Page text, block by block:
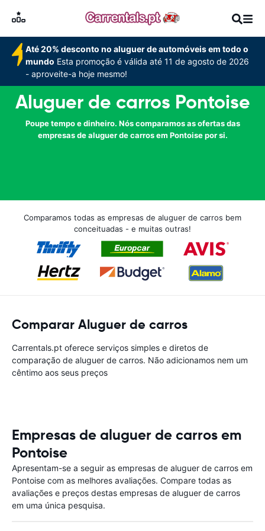
Até 20% desconto no aluguer de automóveis em todo o
mundo Esta promoção é válida até 11 de agosto de 2026
- aproveite-a hoje mesmo!
Aluguer de carros Pontoise
Poupe tempo e dinheiro. Nós comparamos as ofertas das
empresas de aluguer de carros em Pontoise por si.
Comparamos todas as empresas de aluguer de carros bem
conceituadas - e muitas outras!
Comparar Aluguer de carros
Carrentals.pt oferece serviços simples e diretos de
comparação de aluguer de carros. Não adicionamos nem um
cêntimo aos seus preços
Empresas de aluguer de carros em
Pontoise
Apresentam-se a seguir as empresas de aluguer de carros em
Pontoise com as melhores avaliações. Compare todas as
avaliações e preços destas empresas de aluguer de carros
em uma única pesquisa.